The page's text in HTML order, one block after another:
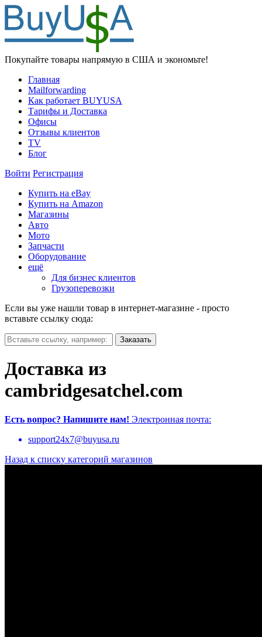
Покупайте товары напрямую в США и экономьте!
Главная
Mailforwarding
Как работает BUYUSA
Тарифы и Доставка
Офисы
Отзывы клиентов
TV
Блог
Войти Регистрация
Купить на eBay
Купить на Amazon
Магазины
Авто
Мото
Запчасти
Оборудование
ещё
Для бизнес клиентов
Грузоперевозки
Если вы уже нашли товар в интернет-магазине - просто
вставьте ссылку сюда:
Доставка из
cambridgesatchel.com
Есть вопрос? Напишите нам! Электронная почта:
support24x7@buyusa.ru
Назад к списку категорий магазинов